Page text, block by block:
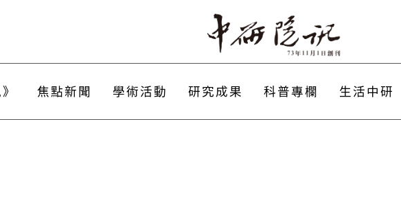
焦點新聞 學術活動 研究成果 科普專欄 生活中研